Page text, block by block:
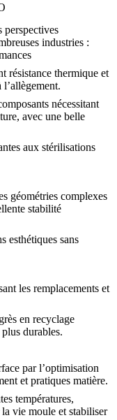
perspectives
industries :
résistance thermique et
nécessitant
avec une belle
aux stérilisations
géométries complexes
stabilité
esthétiques sans
les remplacements et
en recyclage
durables.
par l’optimisation
et pratiques matière.
températures,
vie moule et stabiliser